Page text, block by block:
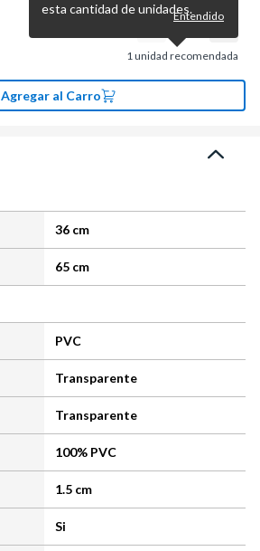
1unidad recomendada
esta cantidad de unidades.Entendido
Agregar al Carro
36 cm
65 cm
PVC
Transparente
Transparente
100% PVC
1.5 cm
Si